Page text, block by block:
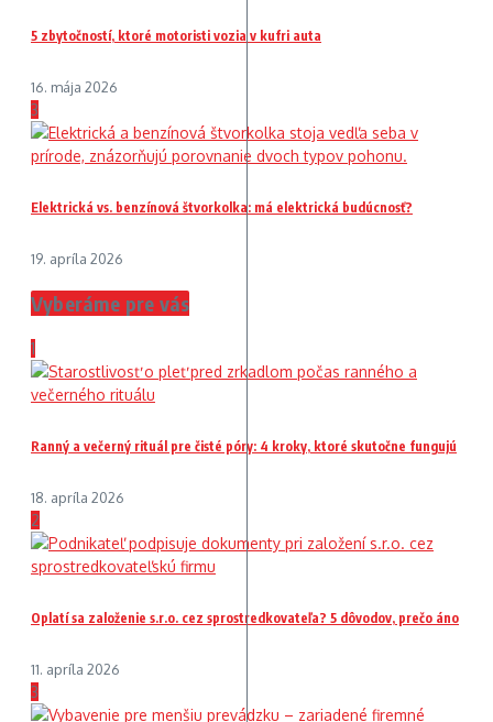
5 zbytočností, ktoré motoristi vozia v kufri auta
16. mája 2026
3
Elektrická vs. benzínová štvorkolka: má elektrická budúcnosť?
19. apríla 2026
Vyberáme pre vás
1
Ranný a večerný rituál pre čisté póry: 4 kroky, ktoré skutočne fungujú
18. apríla 2026
2
Oplatí sa založenie s.r.o. cez sprostredkovateľa? 5 dôvodov, prečo áno
11. apríla 2026
3